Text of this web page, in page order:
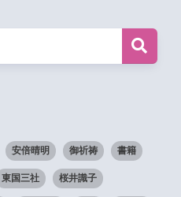
安倍晴明 御祈祷 書籍
東国三社 桜井識子